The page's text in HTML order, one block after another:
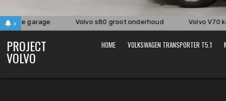
>
de garage Volvo s80 groot onderhoud Volvo V70
PROJECT
VOLVO
HOME VOLKSWAGEN TRANSPORTER T5.1